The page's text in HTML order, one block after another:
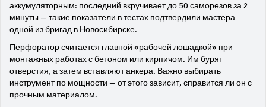
аккумуляторным: последний вкручивает до 50 саморезов за 2
минуты — такие показатели в тестах подтвердили мастера
одной из бригад в Новосибирске.
Перфоратор считается главной «рабочей лошадкой» при
монтажных работах с бетоном или кирпичом. Им бурят
отверстия, а затем вставляют анкера. Важно выбирать
инструмент по мощности — от этого зависит, справится ли он с
прочным материалом.